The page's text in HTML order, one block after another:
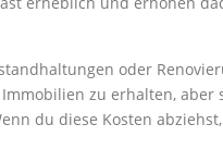
oder
zu erhalten, aber
du diese Kosten